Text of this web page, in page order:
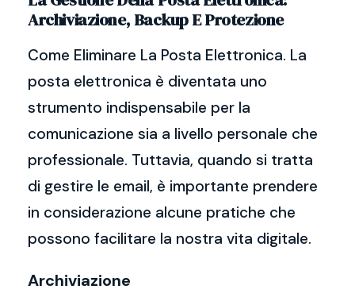
Archiviazione, Backup E Protezione
Come Eliminare La Posta Elettronica. La
posta elettronica è diventata uno
strumento indispensabile per la
comunicazione sia a livello personale che
professionale. Tuttavia, quando si tratta
di gestire le email, è importante prendere
in considerazione alcune pratiche che
possono facilitare la nostra vita digitale.
Archiviazione